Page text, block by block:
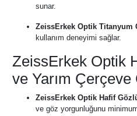
sunar.
ZeissErkek Optik Titanyum
kullanım deneyimi sağlar.
ZeissErkek Optik
ve Yarım
ZeissErkek Optik Hafif
ve göz yorgunluğunu